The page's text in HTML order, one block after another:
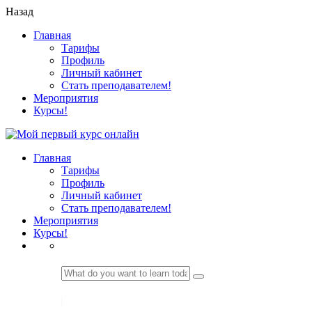
Назад
Главная
Тарифы
Профиль
Личный кабинет
Стать преподавателем!
Мероприятия
Курсы!
Главная
Тарифы
Профиль
Личный кабинет
Стать преподавателем!
Мероприятия
Курсы!